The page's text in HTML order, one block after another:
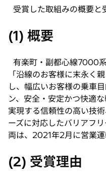
受賞した取組みの概要と
(1) 概要
有楽町・副都心線7000
「沿線のお客様に末永く
し、幅広いお客様の乗車
ン、安全・安定かつ快適
実現する信頼性の高い技
ーズに対応したバリアフ
両は、2021年2月に営業運
(2) 受賞理由